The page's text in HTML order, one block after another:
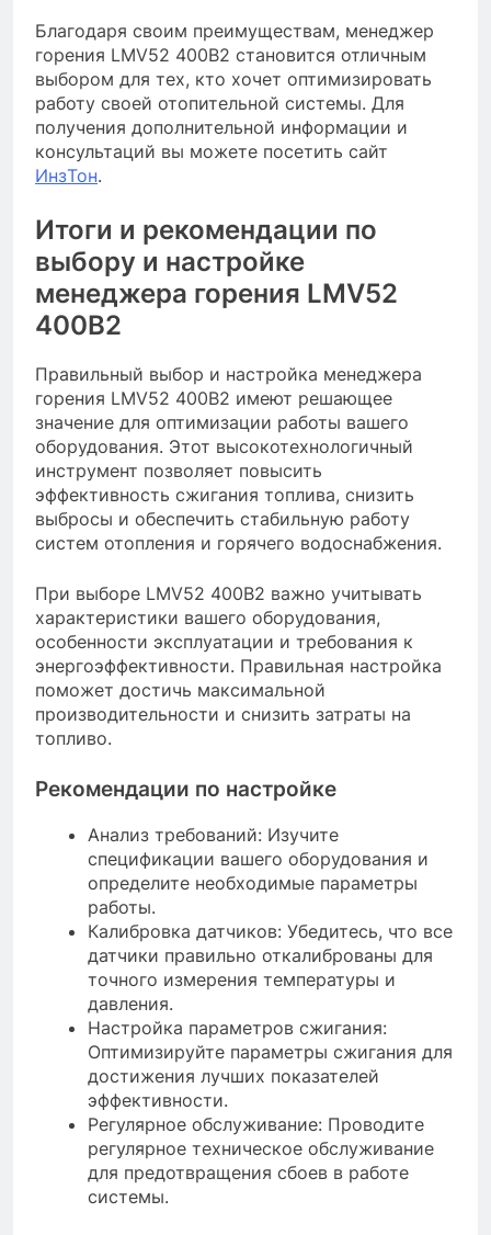
Благодаря своим преимуществам, менеджер
горения LMV52 400B2 становится отличным
выбором для тех, кто хочет оптимизировать
работу своей отопительной системы. Для
получения дополнительной информации и
консультаций вы можете посетить сайт
ИнзТон.
Итоги и рекомендации по
выбору и настройке
менеджера горения LMV52
400B2
Правильный выбор и настройка менеджера
горения LMV52 400B2 имеют решающее
значение для оптимизации работы вашего
оборудования. Этот высокотехнологичный
инструмент позволяет повысить
эффективность сжигания топлива, снизить
выбросы и обеспечить стабильную работу
систем отопления и горячего водоснабжения.
При выборе LMV52 400B2 важно учитывать
характеристики вашего оборудования,
особенности эксплуатации и требования к
энергоэффективности. Правильная настройка
поможет достичь максимальной
производительности и снизить затраты на
топливо.
Рекомендации по настройке
Анализ требований: Изучите
спецификации вашего оборудования и
определите необходимые параметры
работы.
Калибровка датчиков: Убедитесь, что все
датчики правильно откалиброваны для
точного измерения температуры и
давления.
Настройка параметров сжигания:
Оптимизируйте параметры сжигания для
достижения лучших показателей
эффективности.
Регулярное обслуживание: Проводите
регулярное техническое обслуживание
для предотвращения сбоев в работе
системы.